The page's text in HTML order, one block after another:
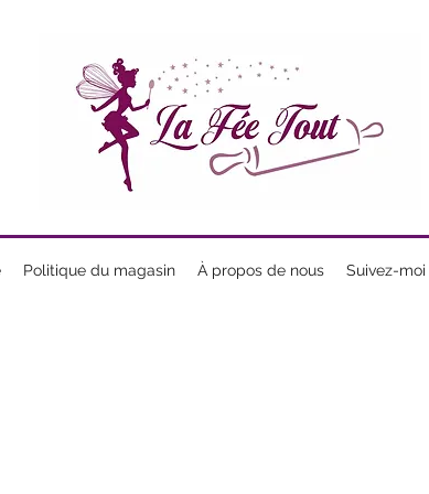
Politique du magasin À propos de nous Suivez-moi